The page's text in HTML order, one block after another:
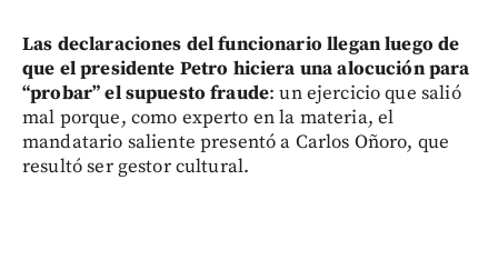
Las declaraciones del funcionario llegan luego de
que el presidente Petro hiciera una alocución para
“probar” el supuesto fraude: un ejercicio que salió
mal porque, como experto en la materia, el
mandatario saliente presentó a Carlos Oñoro, que
resultó ser gestor cultural.